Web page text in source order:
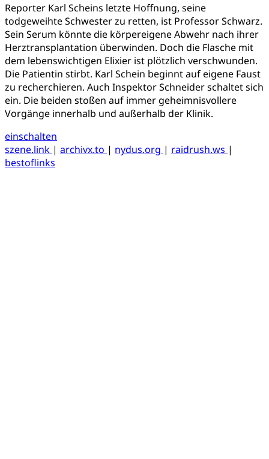
Reporter Karl Scheins letzte Hoffnung, seine
todgeweihte Schwester zu retten, ist Professor Schwarz.
Sein Serum könnte die körpereigene Abwehr nach ihrer
Herztransplantation überwinden. Doch die Flasche mit
dem lebenswichtigen Elixier ist plötzlich verschwunden.
Die Patientin stirbt. Karl Schein beginnt auf eigene Faust
zu recherchieren. Auch Inspektor Schneider schaltet sich
ein. Die beiden stoßen auf immer geheimnisvollere
Vorgänge innerhalb und außerhalb der Klinik.
einschalten
szene.link | archivx.to | nydus.org | raidrush.ws |
bestoflinks